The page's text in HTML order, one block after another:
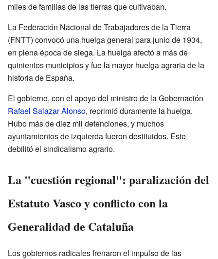
miles de familias de las tierras que cultivaban.
La Federación Nacional de Trabajadores de la Tierra
(FNTT) convocó una huelga general para junio de 1934,
en plena época de siega. La huelga afectó a más de
quinientos municipios y fue la mayor huelga agraria de la
historia de España.
El gobierno, con el apoyo del ministro de la Gobernación
Rafael Salazar Alonso, reprimió duramente la huelga.
Hubo más de diez mil detenciones, y muchos
ayuntamientos de izquierda fueron destituidos. Esto
debilitó el sindicalismo agrario.
La "cuestión regional": paralización del
Estatuto Vasco y conflicto con la
Generalidad de Cataluña
Los gobiernos radicales frenaron el impulso de las